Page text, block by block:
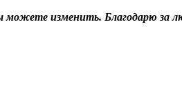
можете изменить. Благодарю за